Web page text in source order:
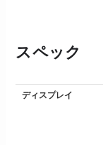
スペック
ディスプレイ